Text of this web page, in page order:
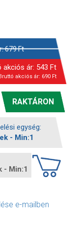
679Ft
akciós ár: 543 Ft
Bruttó akciós ár: 690 Ft
RAKTÁRON
egység:
- Min:1
- Min:1
e-mailben